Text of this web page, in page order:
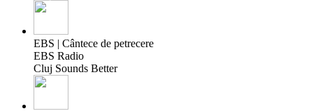
EBS | Cântece de petrecere
EBS Radio
Cluj Sounds Better